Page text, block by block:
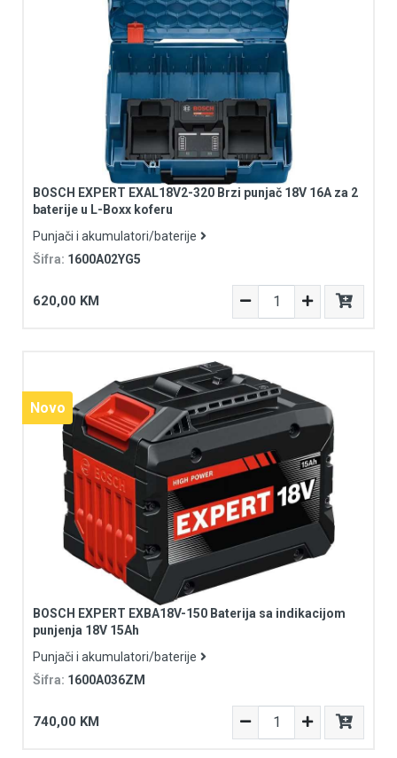
BOSCH EXPERT EXAL18V2-320 Brzi punjač 18V 16A za 2
baterije u L-Boxx koferu
Punjači i akumulatori/baterije
Šifra: 1600A02YG5
620,00 KM
Novo
BOSCH EXPERT EXBA18V-150 Baterija sa indikacijom
punjenja 18V 15Ah
Punjači i akumulatori/baterije
Šifra: 1600A036ZM
740,00 KM